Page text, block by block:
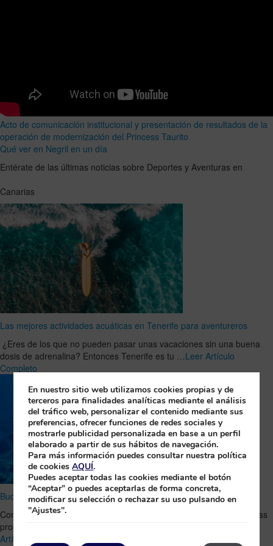
Acto de comunicación institucional y presentación de resultados de la
operación de modernización del Princess Taurito
Qué ver en Negril en un día
Entérate de las últimas noticias sobre Deportes y Aventuras en
Canarias
Las mejores actividades acuáticas en Tenerife para aventureros
¿Eres de los que no pueden pasar unas vacaciones sin una buena
dosis de adrenalina? Entonces Tenerife es tu …Leer Artículo
Completo
Bucea en La Palma y conoce las Cruces de Malpique
Conoce la fascinante historia del cementerio hundido existente en las
profundidades de las aguas palmeras, uno de los lugares …
Artículo Completo
En nuestro sitio web utilizamos cookies propias y de
terceros para finalidades analíticas mediante el análisis
del tráfico web, personalizar el contenido mediante sus
preferencias, ofrecer funciones de redes sociales y
mostrarle publicidad personalizada en base a un perfil
elaborado a partir de sus hábitos de navegación.
Para más información puedes consultar nuestra política
de cookiesAQUÍ.
Puedes aceptar todas las cookies mediante el botón
“Aceptar” o puedes aceptarlas de forma concreta,
modificar su selección o rechazar su uso pulsando en
"Ajustes".